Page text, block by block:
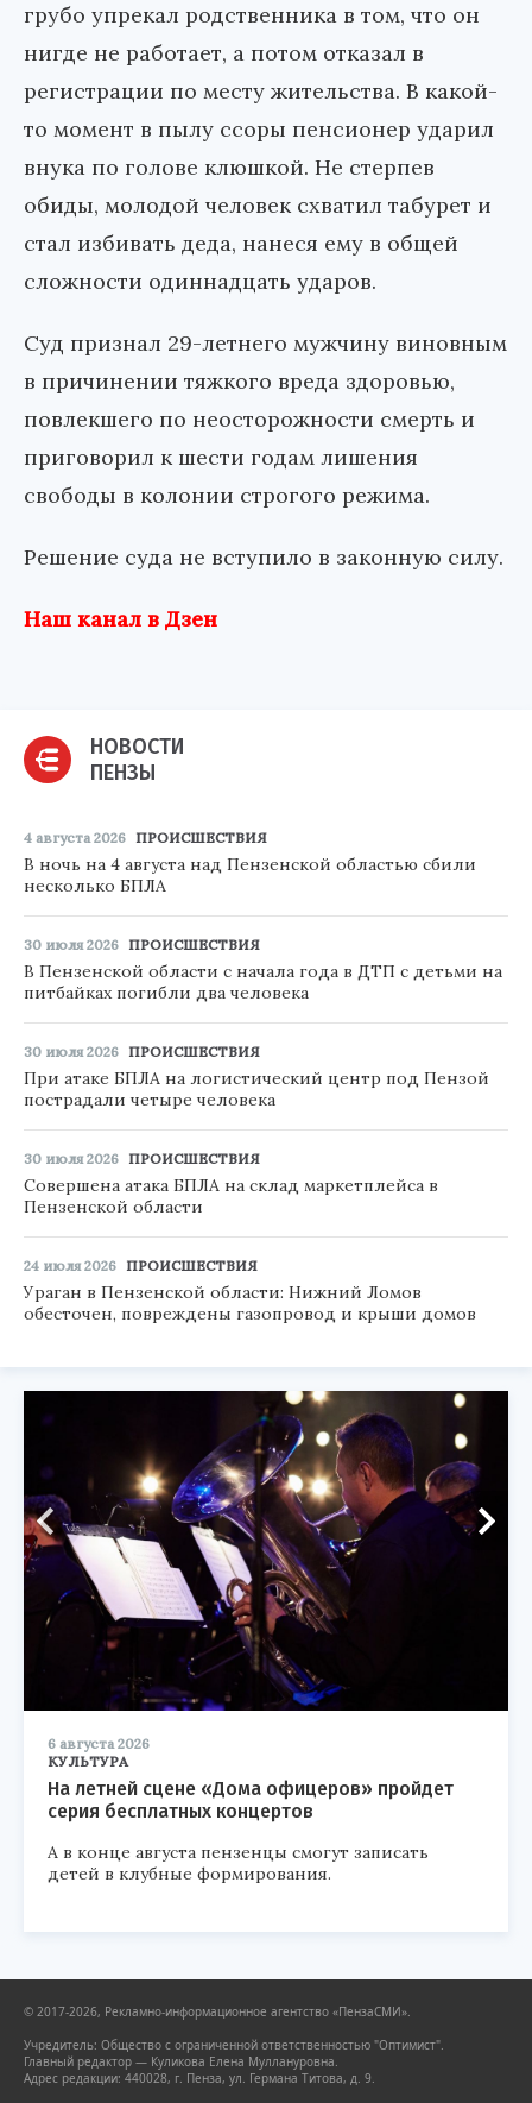
грубо упрекал родственника в том, что он
нигде не работает, а потом отказал в
регистрации по месту жительства. В какой-
то момент в пылу ссоры пенсионер ударил
внука по голове клюшкой. Не стерпев
обиды, молодой человек схватил табурет и
стал избивать деда, нанеся ему в общей
сложности одиннадцать ударов.
Суд признал 29-летнего мужчину виновным
в причинении тяжкого вреда здоровью,
повлекшего по неосторожности смерть и
приговорил к шести годам лишения
свободы в колонии строгого режима.
Решение суда не вступило в законную силу.
Наш канал в Дзен
НОВОСТИ
ПЕНЗЫ
4 августа 2026 ПРОИСШЕСТВИЯ
В ночь на 4 августа над Пензенской областью сбили
несколько БПЛА
30 июля 2026 ПРОИСШЕСТВИЯ
В Пензенской области с начала года в ДТП с детьми на
питбайках погибли два человека
30 июля 2026 ПРОИСШЕСТВИЯ
При атаке БПЛА на логистический центр под Пензой
пострадали четыре человека
30 июля 2026 ПРОИСШЕСТВИЯ
Совершена атака БПЛА на склад маркетплейса в
Пензенской области
24 июля 2026 ПРОИСШЕСТВИЯ
Ураган в Пензенской области: Нижний Ломов
обесточен, повреждены газопровод и крыши домов
6 августа 2026
КУЛЬТУРА
На летней сцене «Дома офицеров» пройдет
серия бесплатных концертов
А в конце августа пензенцы смогут записать
детей в клубные формирования.
© 2017-2026, Рекламно-информационное агентство «ПензаСМИ».
Учредитель: Общество с ограниченной ответственностью "Оптимист".
Главный редактор — Куликова Елена Муллануровна.
Адрес редакции: 440028, г. Пенза, ул. Германа Титова, д. 9.